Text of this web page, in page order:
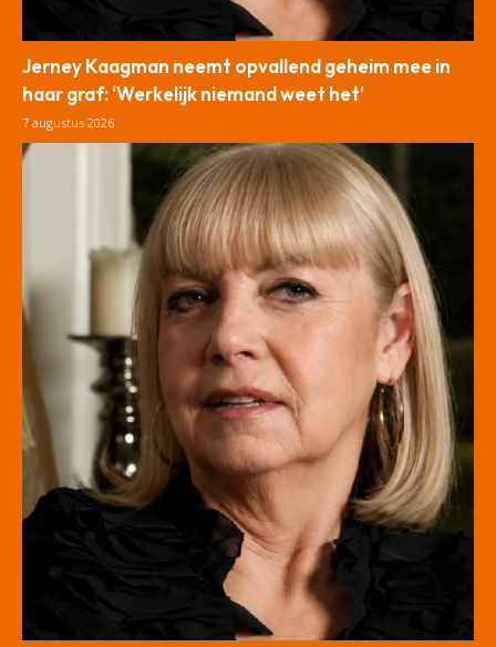
Jerney Kaagman neemt opvallend geheim mee in
haar graf: ‘Werkelijk niemand weet het’
7 augustus 2026